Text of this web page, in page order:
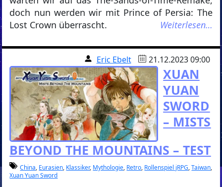
doch nun werden wir mit Prince of Persia: The
Lost Crown überrascht.
Weiterlesen…
Eric Ebelt 21.12.2023 09:00
XUAN
YUAN
SWORD
– MISTS
BEYOND THE MOUNTAINS – TEST
China, Eurasien, Klassiker, Mythologie, Retro, Rollenspiel jRPG,Taiwan,
Xuan Yuan Sword